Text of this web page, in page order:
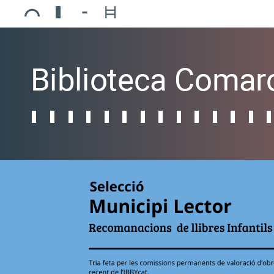
Ajuntament de Mollerussa
Biblioteca Comarcal Jaume Vila
Piscines de Mollerussa